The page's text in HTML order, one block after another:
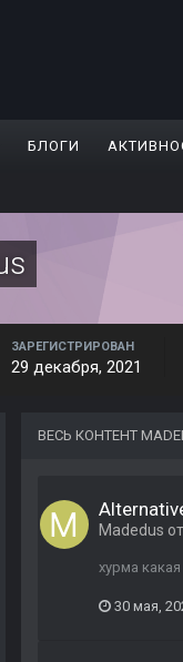
БЛОГИ
ЗАРЕГИСТРИРОВАН
29 декабря, 2021
ВЕСЬ КОНТЕНТ
Madedus
хурма
30 мая,